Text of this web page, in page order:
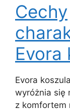
Cechy
Evora
Evora
wyróżnia się
z komfortem